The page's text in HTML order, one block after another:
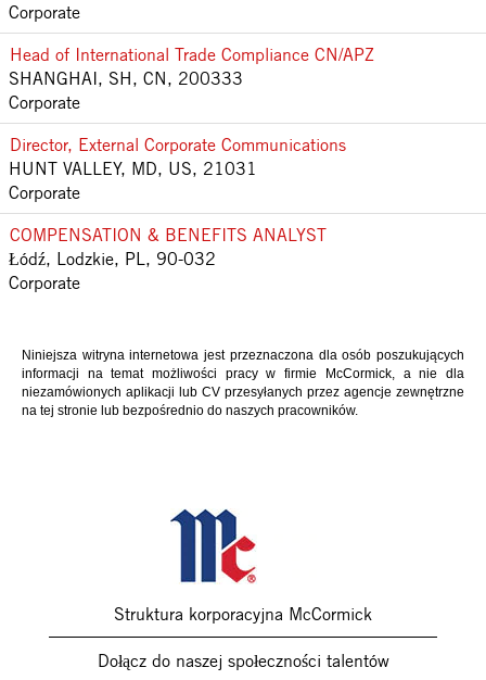
Corporate
Head of International Trade Compliance CN/APZ
SHANGHAI, SH, CN, 200333
Corporate
Director, External Corporate Communications
HUNT VALLEY, MD, US, 21031
Corporate
COMPENSATION & BENEFITS ANALYST
Łódź, Lodzkie, PL, 90-032
Corporate
Niniejsza witryna internetowa jest przeznaczona dla osób poszukujących
informacji na temat możliwości pracy w firmie McCormick, a nie dla
niezamówionych aplikacji lub CV przesyłanych przez agencje zewnętrzne
na tej stronie lub bezpośrednio do naszych pracowników.
Struktura korporacyjna McCormick
Dołącz do naszej społeczności talentów